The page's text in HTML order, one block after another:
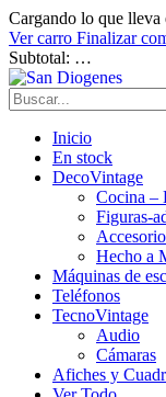
Cargando lo que lleva
Ver carro Finalizar
Subtotal: …
Inicio
En stock
DecoVintage
Cocina –
Figuras-
Hecho a
Máquinas de
Teléfonos
TecnoVintage
Audio
Cámaras
Afiches y